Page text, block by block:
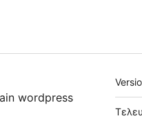
wordpress